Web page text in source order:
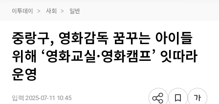
이투데이 사회 일반
중랑구, 영화감독 꿈꾸는 아이들
위해 ‘영화교실·영화캠프’ 잇따라
운영
입력 2025-07-11 10:45